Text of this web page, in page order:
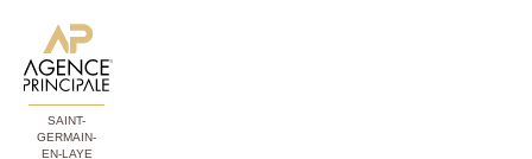
SAINT-
GERMAIN-
EN-LAYE